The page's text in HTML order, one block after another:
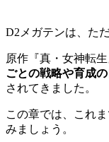
D2メガテンは、た
原作『真・女神転
ごとの戦略や育成
されてきました。
この章では、これ
みましょう。